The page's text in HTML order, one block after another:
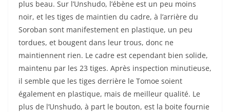
plus beau. Sur l’Unshudo, l’ébène est un peu moins
noir, et les tiges de maintien du cadre, à l’arrière du
Soroban sont manifestement en plastique, un peu
tordues, et bougent dans leur trous, donc ne
maintiennent rien. Le cadre est cependant bien solide,
maintenu par les 23 tiges. Après inspection minutieuse,
il semble que les tiges derrière le Tomoe soient
également en plastique, mais de meilleur qualité. Le
plus de l’Unshudo, à part le bouton, est la boite fournie